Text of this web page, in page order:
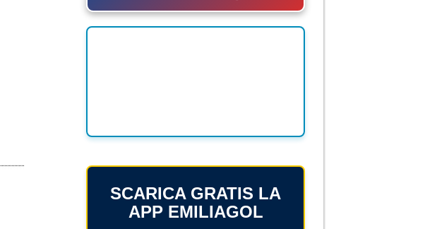
SCARICA GRATIS LA
APP EMILIAGOL